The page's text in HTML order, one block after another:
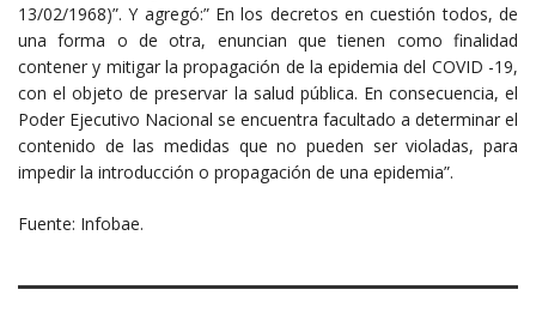
13/02/1968)”. Y agregó:” En los decretos en cuestión todos, de
una forma o de otra, enuncian que tienen como finalidad
contener y mitigar la propagación de la epidemia del COVID -19,
con el objeto de preservar la salud pública. En consecuencia, el
Poder Ejecutivo Nacional se encuentra facultado a determinar el
contenido de las medidas que no pueden ser violadas, para
impedir la introducción o propagación de una epidemia”.
Fuente: Infobae.